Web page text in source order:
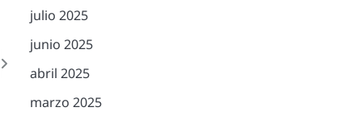
julio 2025
junio 2025
abril 2025
marzo 2025